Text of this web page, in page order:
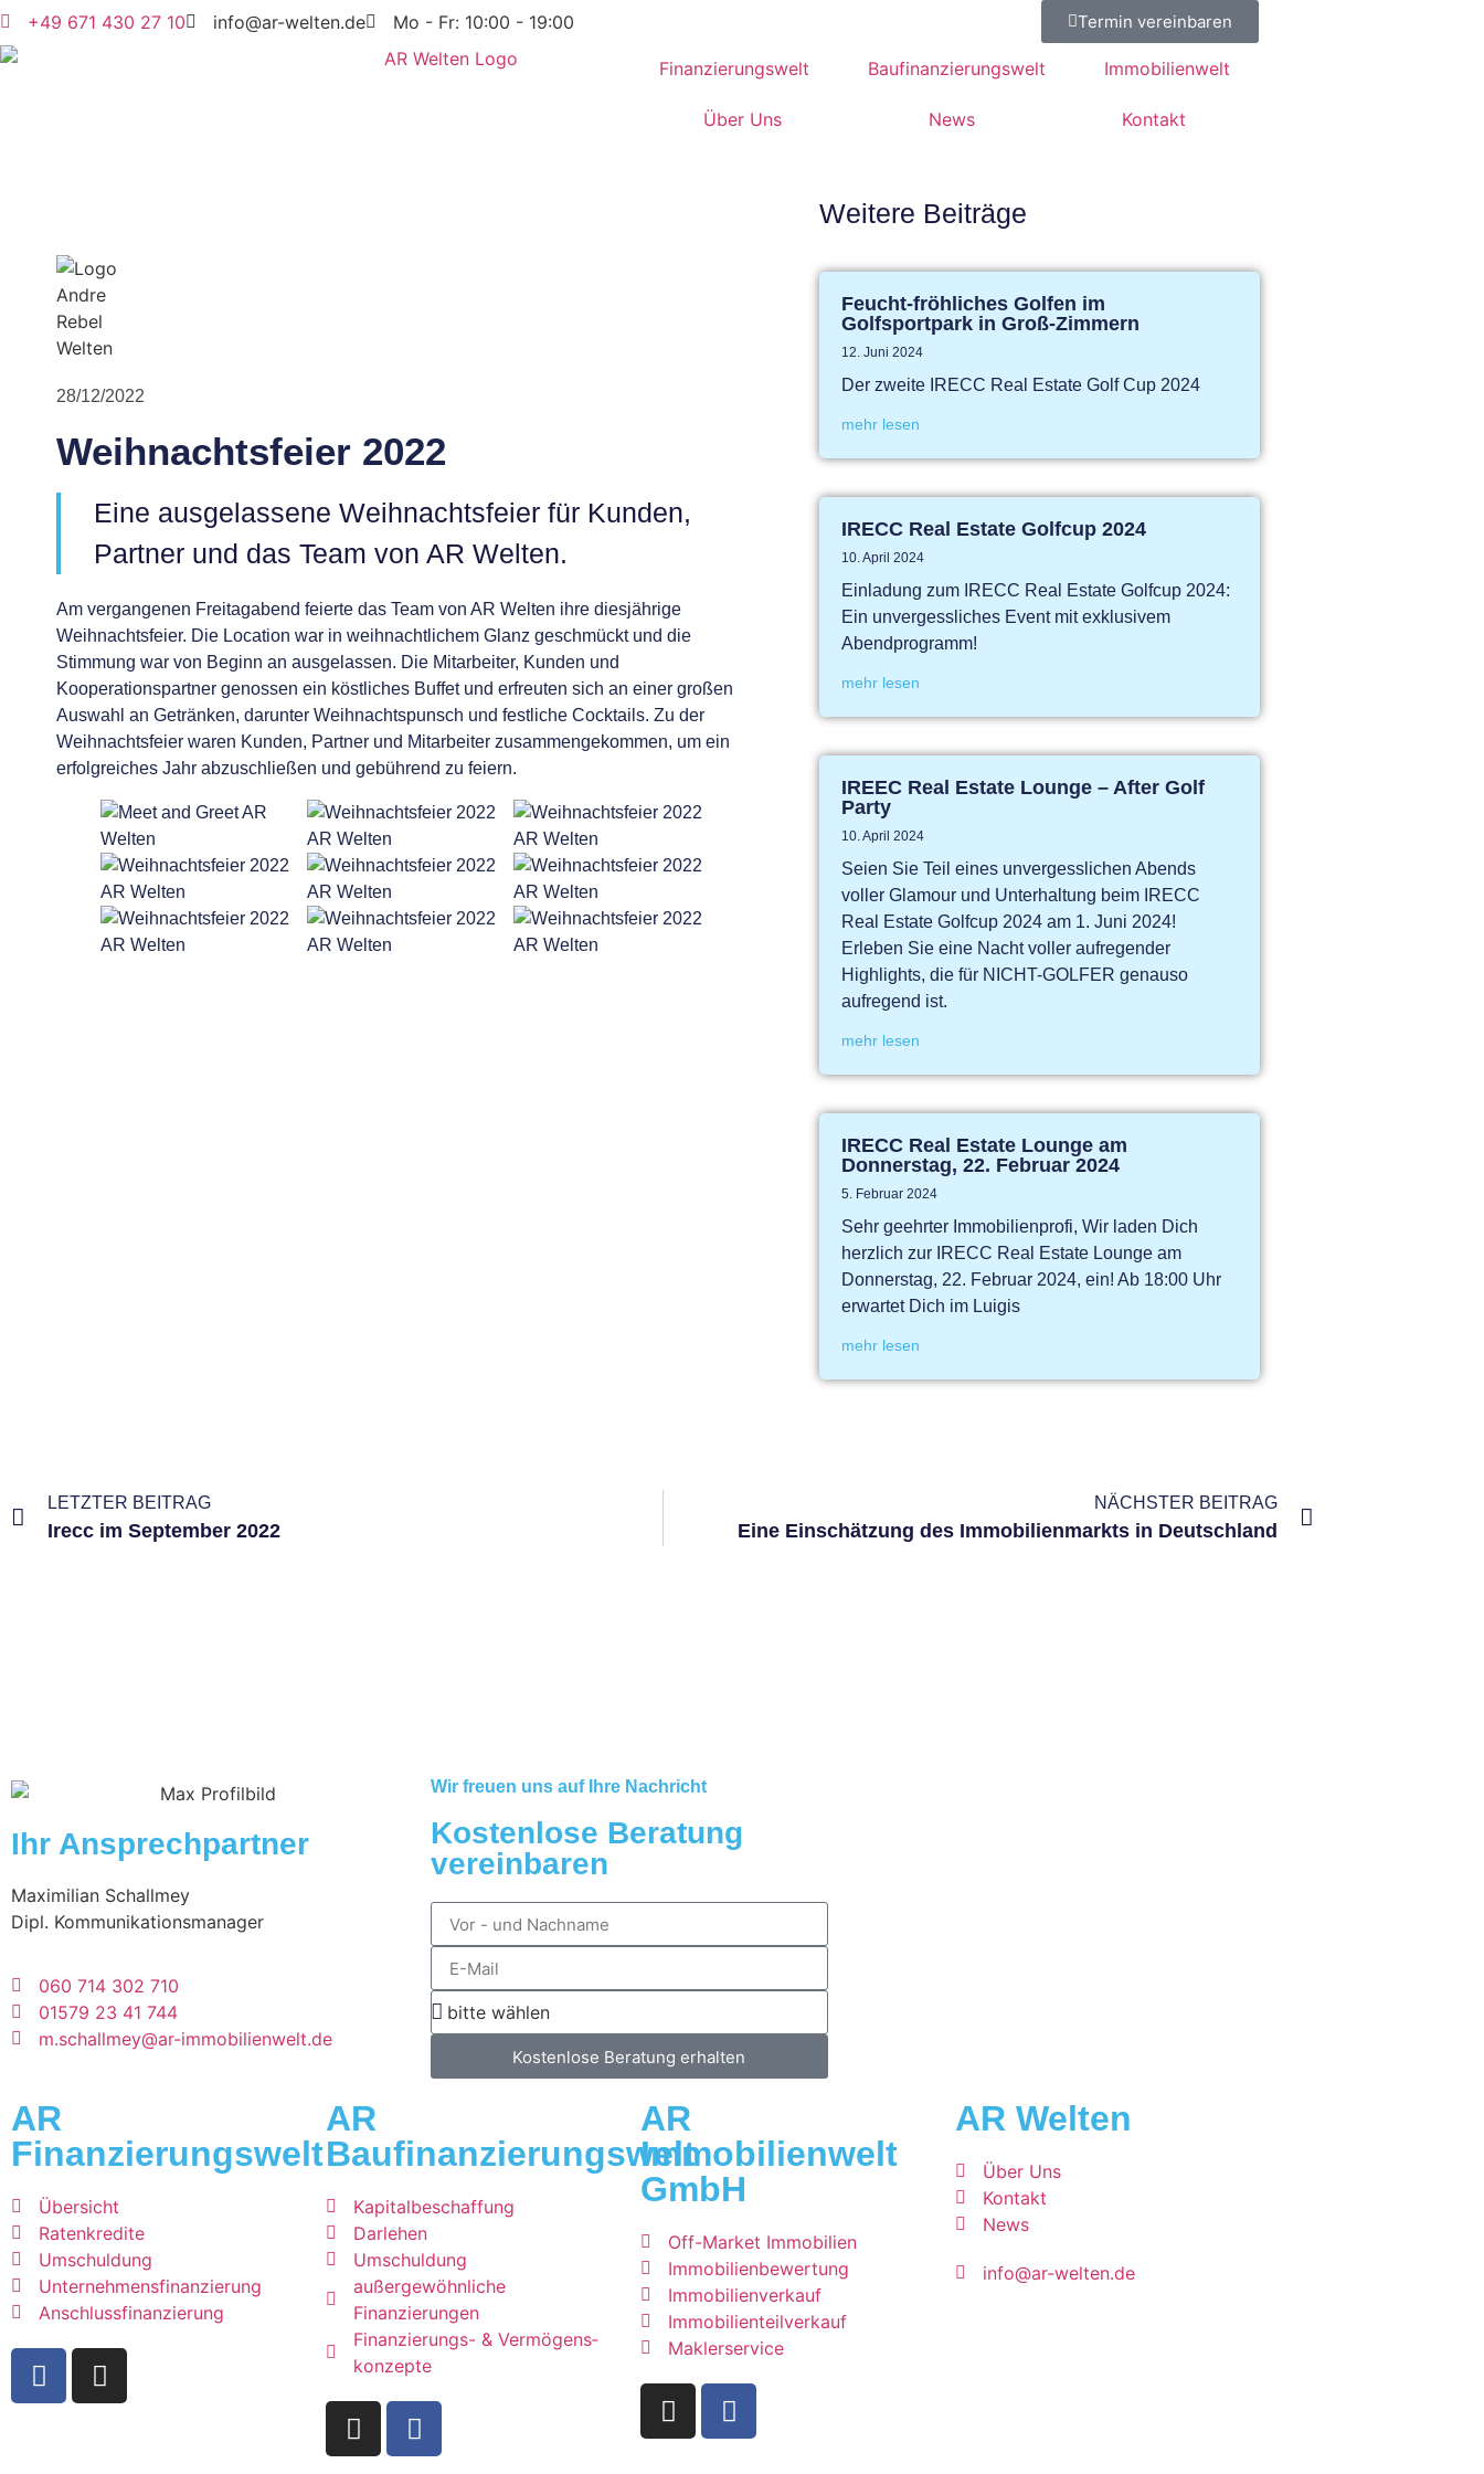
+49 671 430 27 10 info@ar-welten.de Mo - Fr: 10:00 - 19:00 Termin vereinbaren
Finanzierungswelt Baufinanzierungswelt Immobilienwelt
Über Uns News Kontakt
28/12/2022
Weihnachtsfeier 2022
Eine ausgelassene Weihnachtsfeier für Kunden,
Partner und das Team von AR Welten.
Am vergangenen Freitagabend feierte das Team von AR Welten ihre diesjährige
Weihnachtsfeier. Die Location war in weihnachtlichem Glanz geschmückt und die
Stimmung war von Beginn an ausgelassen. Die Mitarbeiter, Kunden und
Kooperationspartner genossen ein köstliches Buffet und erfreuten sich an einer großen
Auswahl an Getränken, darunter Weihnachtspunsch und festliche Cocktails. Zu der
Weihnachtsfeier waren Kunden, Partner und Mitarbeiter zusammengekommen, um ein
erfolgreiches Jahr abzuschließen und gebührend zu feiern.
Weitere Beiträge
Feucht-fröhliches Golfen im
Golfsportpark in Groß-Zimmern
12. Juni 2024
Der zweite IRECC Real Estate Golf Cup 2024
mehr lesen
IRECC Real Estate Golfcup 2024
10. April 2024
Einladung zum IRECC Real Estate Golfcup 2024:
Ein unvergessliches Event mit exklusivem
Abendprogramm!
mehr lesen
IREEC Real Estate Lounge – After Golf
Party
10. April 2024
Seien Sie Teil eines unvergesslichen Abends
voller Glamour und Unterhaltung beim IRECC
Real Estate Golfcup 2024 am 1. Juni 2024!
Erleben Sie eine Nacht voller aufregender
Highlights, die für NICHT-GOLFER genauso
aufregend ist.
mehr lesen
IRECC Real Estate Lounge am
Donnerstag, 22. Februar 2024
5. Februar 2024
Sehr geehrter Immobilienprofi, Wir laden Dich
herzlich zur IRECC Real Estate Lounge am
Donnerstag, 22. Februar 2024, ein! Ab 18:00 Uhr
erwartet Dich im Luigis
mehr lesen
LETZTER BEITRAG
Irecc im September 2022
NÄCHSTER BEITRAG
Eine Einschätzung des Immobilienmarkts in Deutschland
Ihr Ansprech­partner
Maximilian Schallmey
Dipl. Kommunikationsmanager
060 714 302 710
01579 23 41 744
m.schallmey@ar-immobilienwelt.de
Wir freuen uns auf Ihre Nachricht
Kostenlose Beratung
vereinbaren
Kostenlose Beratung erhalten
AR
Finanzierungswelt
Übersicht
Ratenkredite
Umschuldung
Unternehmensfinanzierung
Anschlussfinanzierung
AR
Baufinanzierungswelt
Kapitalbeschaffung
Darlehen
Umschuldung
außergewöhnliche
Finanzierungen
Finanzierungs- & Vermögens­
konzepte
AR
Immobilienwelt
GmbH
Off-Market Immobilien
Immobilienbewertung
Immobilienverkauf
Immobilienteilverkauf
Maklerservice
AR Welten
Über Uns
Kontakt
News
info@ar-welten.de